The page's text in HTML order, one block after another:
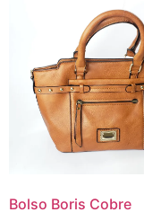
Bolso Boris Cobre